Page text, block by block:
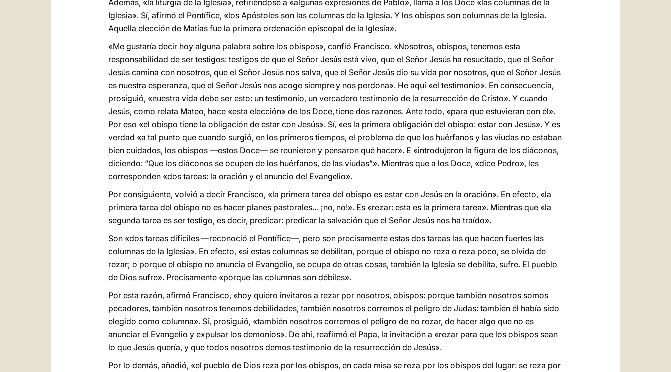
Además, «la liturgia de la Iglesia», refiriéndose a «algunas expresiones de Pablo», llama a los Doce «las columnas de la
Iglesia». Sí, afirmó el Pontífice, «los Apóstoles son las columnas de la Iglesia. Y los obispos son columnas de la Iglesia.
Aquella elección de Matías fue la primera ordenación episcopal de la Iglesia».
«Me gustaría decir hoy alguna palabra sobre los obispos», confió Francisco. «Nosotros, obispos, tenemos esta
responsabilidad de ser testigos: testigos de que el Señor Jesús está vivo, que el Señor Jesús ha resucitado, que el Señor
Jesús camina con nosotros, que el Señor Jesús nos salva, que el Señor Jesús dio su vida por nosotros, que el Señor Jesús
es nuestra esperanza, que el Señor Jesús nos acoge siempre y nos perdona». He aquí «el testimonio». En consecuencia,
prosiguió, «nuestra vida debe ser esto: un testimonio, un verdadero testimonio de la resurrección de Cristo». Y cuando
Jesús, como relata Mateo, hace «esta elección» de los Doce, tiene dos razones. Ante todo, «para que estuvieran con él».
Por eso «el obispo tiene la obligación de estar con Jesús». Sí, «es la primera obligación del obispo: estar con Jesús». Y es
verdad «a tal punto que cuando surgió, en los primeros tiempos, el problema de que los huérfanos y las viudas no estaban
bien cuidados, los obispos —estos Doce— se reunieron y pensaron qué hacer». E «introdujeron la figura de los diáconos,
diciendo: “Que los diáconos se ocupen de los huérfanos, de las viudas”». Mientras que a los Doce, «dice Pedro», les
corresponden «dos tareas: la oración y el anuncio del Evangelio».
Por consiguiente, volvió a decir Francisco, «la primera tarea del obispo es estar con Jesús en la oración». En efecto, «la
primera tarea del obispo no es hacer planes pastorales… ¡no, no!». Es «rezar: esta es la primera tarea». Mientras que «la
segunda tarea es ser testigo, es decir, predicar: predicar la salvación que el Señor Jesús nos ha traído».
Son «dos tareas difíciles —reconoció el Pontífice—, pero son precisamente estas dos tareas las que hacen fuertes las
columnas de la Iglesia». En efecto, «si estas columnas se debilitan, porque el obispo no reza o reza poco, se olvida de
rezar; o porque el obispo no anuncia el Evangelio, se ocupa de otras cosas, también la Iglesia se debilita, sufre. El pueblo
de Dios sufre». Precisamente «porque las columnas son débiles».
Por esta razón, afirmó Francisco, «hoy quiero invitaros a rezar por nosotros, obispos: porque también nosotros somos
pecadores, también nosotros tenemos debilidades, también nosotros corremos el peligro de Judas: también él había sido
elegido como columna». Sí, prosiguió, «también nosotros corremos el peligro de no rezar, de hacer algo que no es
anunciar el Evangelio y expulsar los demonios». De ahí, reafirmó el Papa, la invitación a «rezar para que los obispos sean
lo que Jesús quería, y que todos nosotros demos testimonio de la resurrección de Jesús».
Por lo demás, añadió, «el pueblo de Dios reza por los obispos, en cada misa se reza por los obispos del lugar: se reza por